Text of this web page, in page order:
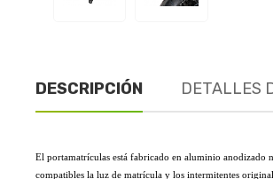
DESCRIPCIÓN DETALLES
El portamatrículas está fabricado en aluminio anodizado
compatibles la luz de matrícula y los intermitentes